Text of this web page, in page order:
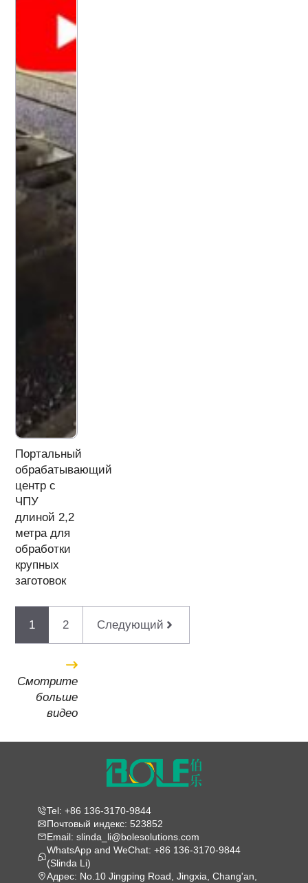
Портальный
обрабатывающий
центр с
ЧПУ
длиной 2,2
метра для
обработки
крупных
заготовок
1 2 Следующий
Смотрите
больше
видео
Tel: +86 136-3170-9844
Почтовый индекс: 523852
Email: slinda_li@bolesolutions.com
WhatsApp and WeChat: +86 136-3170-9844
(Slinda Li)
Адрес: No.10 Jingping Road, Jingxia, Chang'an,